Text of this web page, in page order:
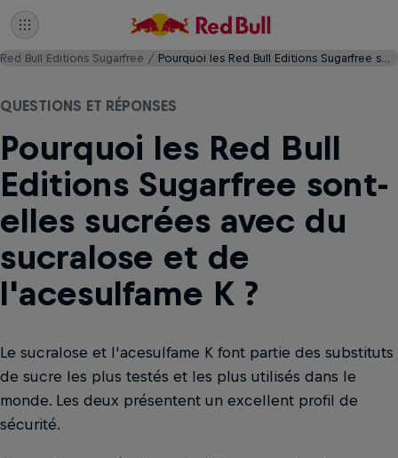
Red Bull Editions Sugarfree Pourquoi les Red Bull Editions Sugarfree sont-elles sucrées avec du sucralose et de l'acesulfame K ?
QUESTIONS ET RÉPONSES
Pourquoi les Red Bull
Editions Sugarfree sont-
elles sucrées avec du
sucralose et de
l'acesulfame K ?
Le sucralose et l'acesulfame K font partie des substituts
de sucre les plus testés et les plus utilisés dans le
monde. Les deux présentent un excellent profil de
sécurité.